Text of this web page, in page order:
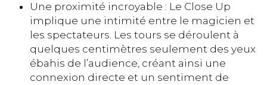
Une proximité incroyable : Le Close Up
implique une intimité entre le magicien et
les spectateurs. Les tours se déroulent à
quelques centimètres seulement des yeux
ébahis de l’audience, créant ainsi une
connexion directe et un sentiment de